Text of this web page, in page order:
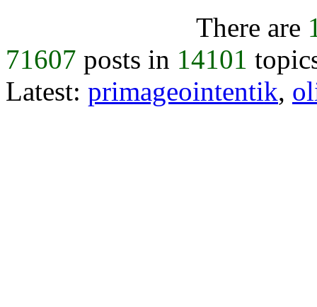
There are
71607 posts in 14101
Latest: primageointentik,